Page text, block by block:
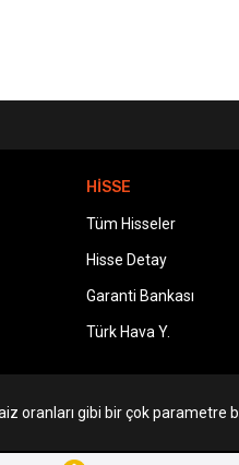
HİSSE
Tüm Hisseler
Hisse Detay
Garanti Bankası
Türk Hava Y.
oranları gibi bir çok parametre